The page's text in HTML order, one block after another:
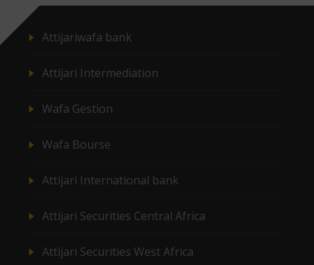
Attijariwafa bank
Attijari Intermediation
Wafa Gestion
Wafa Bourse
Attijari International bank
Attijari Securities Central Africa
Attijari Securities West Africa